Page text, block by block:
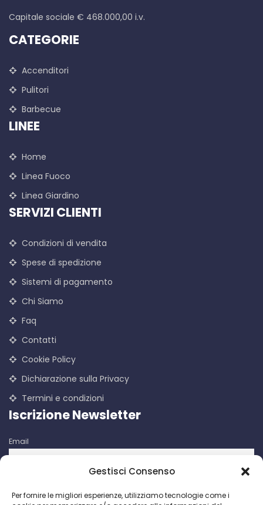
Gestisci Consenso
Per fornire le migliori esperienze, utilizziamo tecnologie come i
Capitale sociale € 468.000,00 i.v.
CATEGORIE
Accenditori
Pulitori
Barbecue
LINEE
Home
Linea Fuoco
Linea Giardino
SERVIZI CLIENTI
Condizioni di vendita
Spese di spedizione
Sistemi di pagamento
Chi Siamo
Faq
Contatti
Cookie Policy
Dichiarazione sulla Privacy
Termini e condizioni
Iscrizione Newsletter
Email
raccolti verranno utilizzati per attività di comunicazioni